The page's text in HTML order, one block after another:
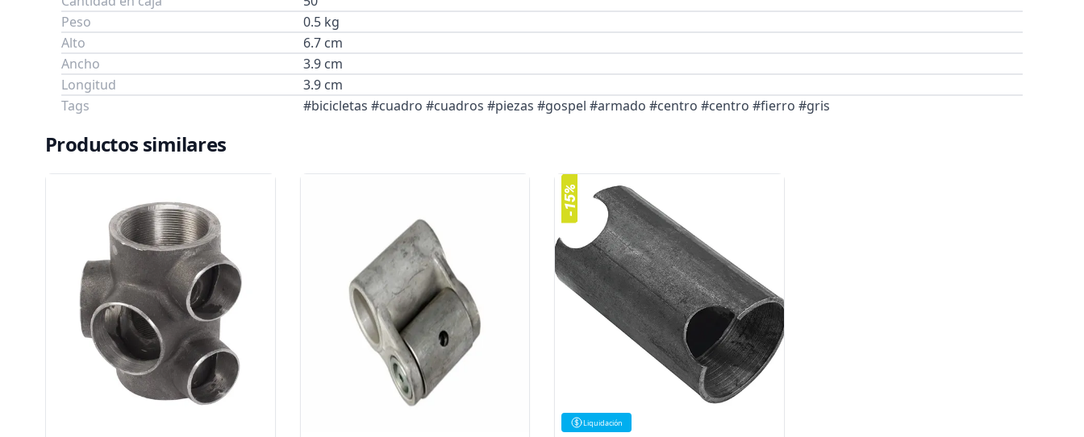
Peso
0.5 kg
Alto
6.7 cm
Ancho
3.9 cm
Longitud
3.9 cm
Tags
#bicicletas #cuadro #cuadros #piezas #gospel #armado #centro #centro #fierro #gris
Productos similares
Liquidación